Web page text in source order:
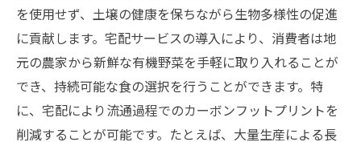
を使用せず、土壌の健康を保ちながら生物多様性の促進
に貢献します。宅配サービスの導入により、消費者は地
元の農家から新鮮な有機野菜を手軽に取り入れることが
でき、持続可能な食の選択を行うことができます。特
に、宅配により流通過程でのカーボンフットプリントを
削減することが可能です。たとえば、大量生産による長